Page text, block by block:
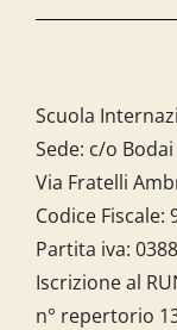
Scuola
Sede: c/o
Via Fratelli
Codice Fiscale:
Partita iva:
Iscrizione al
n° repertorio